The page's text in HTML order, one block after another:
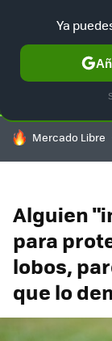
SELECCIÓN
HOY SE HABLA
Mercado Libre
Alguien
para
lobos,
que lo
Ya